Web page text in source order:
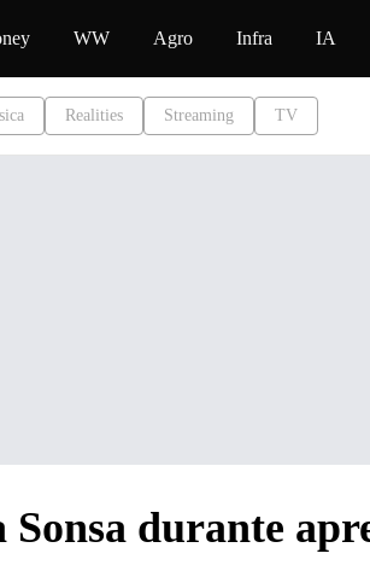
WW Agro Infra IA
Realities Streaming TV
durante